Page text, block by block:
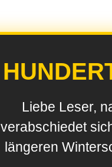
Liebe Leser,
verabschiedet
längeren